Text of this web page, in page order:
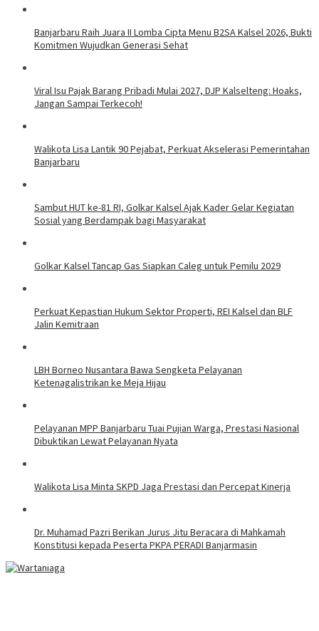
Banjarbaru Raih Juara II Lomba Cipta Menu B2SA Kalsel 2026, Bukti
Komitmen Wujudkan Generasi Sehat
Viral Isu Pajak Barang Pribadi Mulai 2027, DJP Kalselteng: Hoaks,
Jangan Sampai Terkecoh!
Walikota Lisa Lantik 90 Pejabat, Perkuat Akselerasi Pemerintahan
Banjarbaru
Sambut HUT ke-81 RI, Golkar Kalsel Ajak Kader Gelar Kegiatan
Sosial yang Berdampak bagi Masyarakat
Golkar Kalsel Tancap Gas Siapkan Caleg untuk Pemilu 2029
Perkuat Kepastian Hukum Sektor Properti, REI Kalsel dan BLF
Jalin Kemitraan
LBH Borneo Nusantara Bawa Sengketa Pelayanan
Ketenagalistrikan ke Meja Hijau
Pelayanan MPP Banjarbaru Tuai Pujian Warga, Prestasi Nasional
Dibuktikan Lewat Pelayanan Nyata
Walikota Lisa Minta SKPD Jaga Prestasi dan Percepat Kinerja
Dr. Muhamad Pazri Berikan Jurus Jitu Beracara di Mahkamah
Konstitusi kepada Peserta PKPA PERADI Banjarmasin